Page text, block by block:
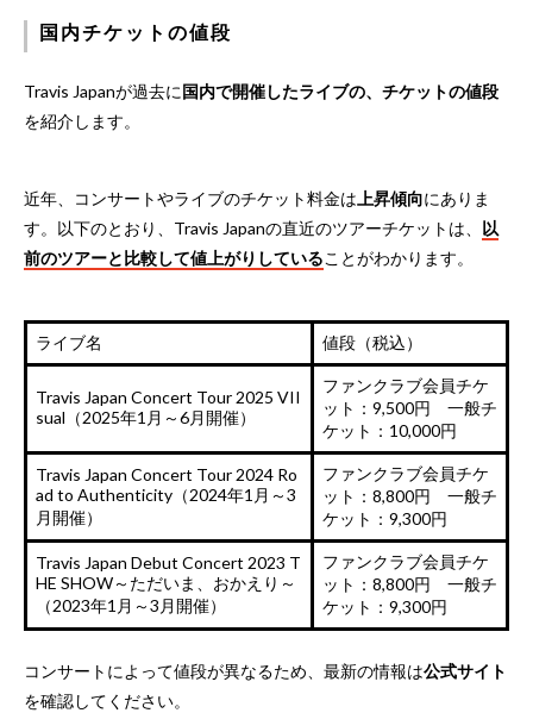
国内チケットの値段
Travis Japanが過去に国内で開催したライブの、チケットの値段
を紹介します。
近年、コンサートやライブのチケット料金は 上昇傾向にありま
す。以下のとおり、Travis Japanの直近のツアーチケットは、 以
前のツアーと比較して値上がりしていることがわかります。
ライブ名 値段（税込）
Travis Japan Concert Tour 2025 VII
sual（2025年1月～6月開催）
ファンクラブ会員チケ
ット：9,500円 一般チ
ケット：10,000円
Travis Japan Concert Tour 2024 Ro
ad to Authenticity（2024年1月～3
月開催）
ファンクラブ会員チケ
ット：8,800円 一般チ
ケット：9,300円
Travis Japan Debut Concert 2023 T
HE SHOW～ただいま、おかえり～
（2023年1月～3月開催）
ファンクラブ会員チケ
ット：8,800円 一般チ
ケット：9,300円
コンサートによって値段が異なるため、最新の情報は公式サイト
を確認してください。